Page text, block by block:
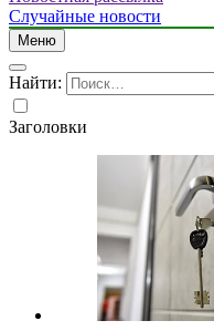
Случайные новости
Меню
Найти:
Заголовки